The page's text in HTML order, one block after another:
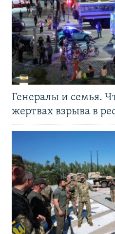
Генералы и семья.
жертвах взрыва в